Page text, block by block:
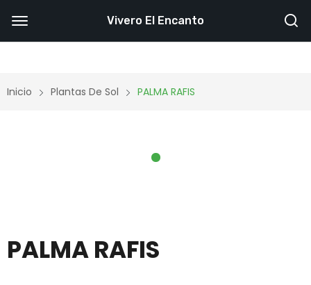
Inicio Plantas De Sol PALMA RAFIS
PALMA RAFIS
Vivero El Encanto